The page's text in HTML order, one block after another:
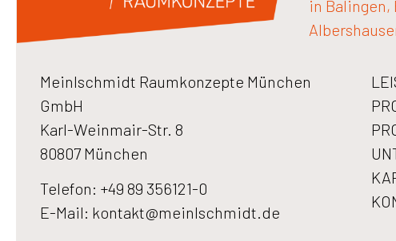
in Balingen,
Meinlschmidt Raumkonzepte München
GmbH
Karl-Weinmair-Str. 8
80807 München
Telefon: +49 89 356121-0
E-Mail: kontakt@meinlschmidt.de